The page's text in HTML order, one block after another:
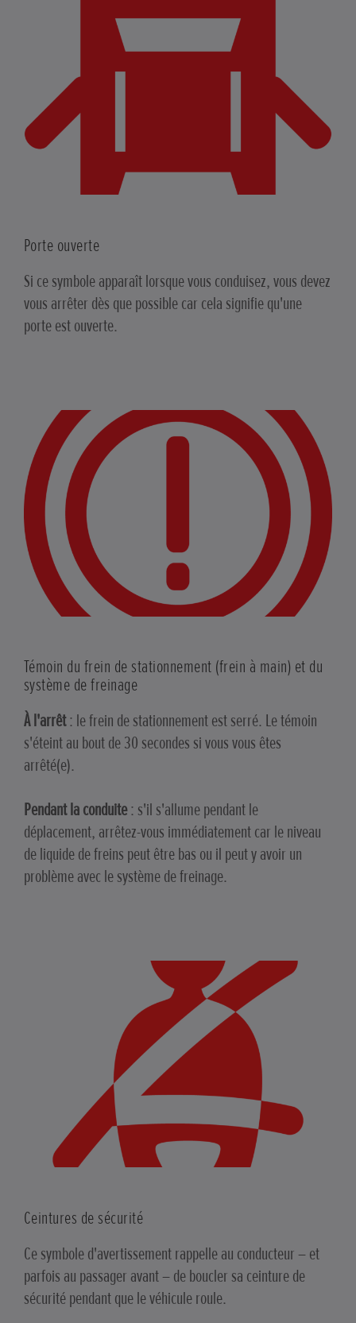
Porte ouverte
Si ce symbole apparaît lorsque vous conduisez, vous devez
vous arrêter dès que possible car cela signifie qu'une
porte est ouverte.
Témoin du frein de stationnement (frein à main) et du
système de freinage
À l'arrêt: le frein de stationnement est serré. Le témoin
s'éteint au bout de 30 secondes si vous vous êtes
arrêté(e).
Pendant la conduite: s'il s'allume pendant le
déplacement, arrêtez-vous immédiatement car le niveau
de liquide de freins peut être bas ou il peut y avoir un
problème avec le système de freinage.
Ceintures de sécurité
Ce symbole d'avertissement rappelle au conducteur – et
parfois au passager avant – de boucler sa ceinture de
sécurité pendant que le véhicule roule.